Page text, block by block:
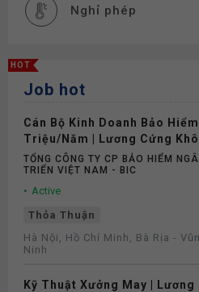
Nghỉ phép
HOT
Job hot
Cán Bộ Kinh Doanh Bảo
Triệu/Năm | Lương Cứng
Số
TỔNG CÔNG TY CP BẢO HIỂM
TRIỂN VIỆT NAM - BIC
Active
Thỏa Thuận
Hà Nội, Hồ Chí Minh, Bà Rịa -
Ninh
Kỹ Thuật Xưởng May | Lương